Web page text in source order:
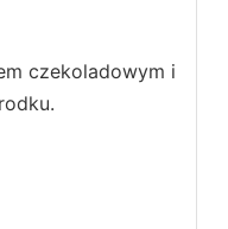
czekoladowym i